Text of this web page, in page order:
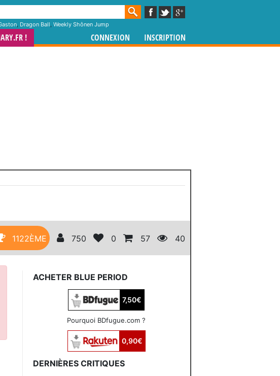
, Dragon Ball, Weekly Shônen Jump
! CONNEXION INSCRIPTION
1122ÈME 750 0 57 40
ACHETER BLUE PERIOD
7,50€
Pourquoi BDfugue.com ?
0,90€
DERNIÈRES CRITIQUES